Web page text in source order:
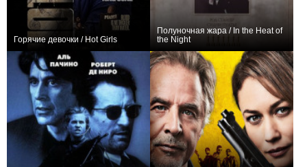
Горячие девочки / Hot Girls
Полуночная жара / In the Heat of
the Night